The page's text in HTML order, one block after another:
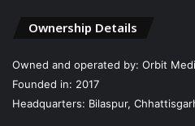
Ownership Details
Owned and operated by: Orbit
Founded in: 2017
Headquarters: Bilaspur,